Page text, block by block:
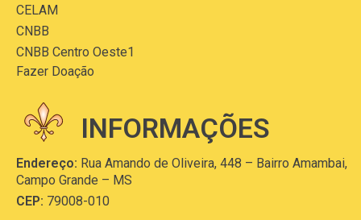
CELAM
CNBB
CNBB Centro Oeste1
Fazer Doação
INFORMAÇÕES
Endereço: Rua Amando de Oliveira, 448 – Bairro Amambai,
Campo Grande – MS
CEP: 79008-010